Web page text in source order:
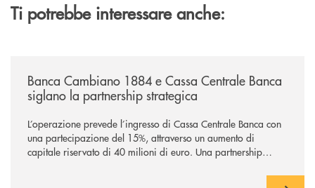
Ti potrebbe interessare anche:
Banca Cambiano 1884 e Cassa Centrale Banca
siglano la partnership strategica
L’operazione prevede l’ingresso di Cassa Centrale Banca con
una partecipazione del 15%, attraverso un aumento di
capitale riservato di 40 milioni di euro. Una partnership
comuni e sulla prossimità ai territori, per ampliare l’offerta e